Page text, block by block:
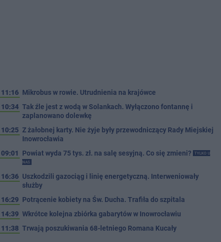
11:16 Mikrobus w rowie. Utrudnienia na krajówce
10:34 Tak źle jest z wodą w Solankach. Wyłączono fontannę i
zaplanowano dolewkę
10:25 Z żałobnej karty. Nie żyje były przewodniczący Rady Miejskiej
Inowrocławia
09:01
Powiat wyda 75 tys. zł. na salę sesyjną. Co się zmieni?
TYLKO U
NAS
16:36 Uszkodzili gazociąg i linię energetyczną. Interweniowały
służby
16:29 Potrącenie kobiety na Św. Ducha. Trafiła do szpitala
14:39 Wkrótce kolejna zbiórka gabarytów w Inowrocławiu
11:38 Trwają poszukiwania 68-letniego Romana Kucały